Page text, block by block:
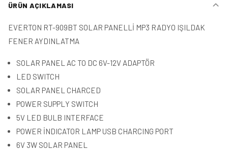
ÜRÜN AÇIKLAMASI
EVERTON RT-909BT SOLAR PANELLİ MP3 RADYO IŞILDAK
FENER AYDINLATMA
SOLAR PANEL AC TO DC 6V-12V ADAPTÖR
LED SWITCH
SOLAR PANEL CHARCED
POWER SUPPLY SWITCH
5V LED BULB INTERFACE
POWER İNDICATOR LAMP USB CHARCING PORT
6V 3W SOLAR PANEL